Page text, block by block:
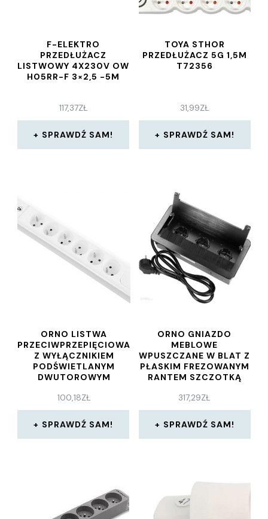
F-ELEKTRO
PRZEDŁUŻACZ
LISTWOWY 4X230V OW
H05RR-F 3×2,5 -5M
117,37ZŁ
SPRAWDŹ SAM!
TOYA STHOR
PRZEDŁUŻACZ 5G 1,5M
T72356
31,99ZŁ
SPRAWDŹ SAM!
ORNO LISTWA
PRZECIWPRZEPIĘCIOWA
Z WYŁĄCZNIKIEM
PODŚWIETLANYM
DWUTOROWYM
10A/230 VAC OCH
(ORAE131633M)
100,18ZŁ
SPRAWDŹ SAM!
ORNO GNIAZDO
MEBLOWE
WPUSZCZANE W BLAT Z
PŁASKIM FREZOWANYM
RANTEM SZCZOTKĄ
PRZEWODEM 1,5M
3X2P+Z CZARNE
WERSJA
ORGM9026GSB
317,29ZŁ
SPRAWDŹ SAM!